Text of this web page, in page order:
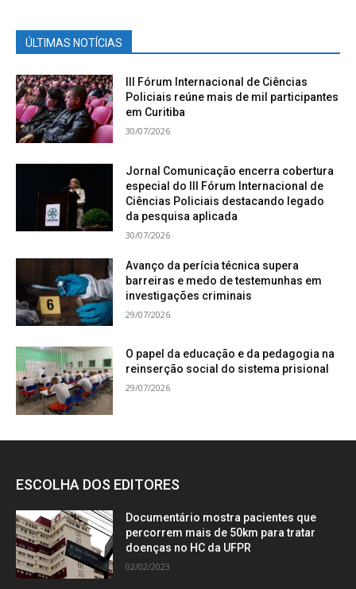
ÚLTIMAS NOTÍCIAS
III Fórum Internacional de Ciências
Policiais reúne mais de mil participantes
em Curitiba
30/07/2026
Jornal Comunicação encerra cobertura
especial do III Fórum Internacional de
Ciências Policiais destacando legado
da pesquisa aplicada
30/07/2026
Avanço da perícia técnica supera
barreiras e medo de testemunhas em
investigações criminais
29/07/2026
O papel da educação e da pedagogia na
reinserção social do sistema prisional
29/07/2026
ESCOLHA DOS EDITORES
Documentário mostra pacientes que
percorrem mais de 50km para tratar
doenças no HC da UFPR
02/02/2023